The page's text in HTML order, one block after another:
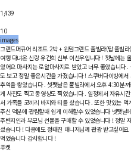
1,439
10
images
그랜드머큐어 리조트 2박 + 윈덤그랜드 풀빌라(탑 풀빌
여행 다녀온 신랑 유건희 신부 이선우입니다 ! 첫날에는
았어요 마사지는 로얄마사지로 받았고 너무 좋았습니다
도 보고 정말 좋은시간을 가졌습니다 ! 스쿠버다이빙에
추억을 쌓았습니다 . 셋쨋날은 풀빌라에서 오후 4:30분
게 사진도 찍고 동영상도 찍었습니다 . 일정에서 자유시
서 가족들 코끼리 바지와 티를 샀습니다 . 또한 맛있는
주신 덕분에 관람할때 쉽게 이해할수 있었습니다 넷쨋
주변지인과 부모님 선물을 구매할 수 있었습니다 ! 정말
셨습니다 ! 다음에도 정태진 매니저님께 관광 받고싶어
먹었습니다 감사합니다 !
푸켓